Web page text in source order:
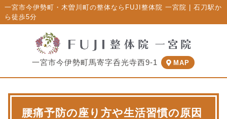
一宮市今伊勢町・木曽川町の整体ならFUJI整体院 一宮院 | 石刀駅か
ら徒歩5分
一宮市今伊勢町馬寄字呑光寺西9-1 MAP
腰痛予防の座り方や生活習慣の原因